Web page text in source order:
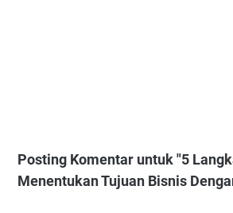
Posting Komentar untuk "5
Menentukan Tujuan Bisnis